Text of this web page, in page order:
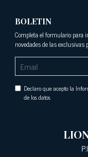
BOLETIN
Completa el formulario para
novedades de las exclusivas
Declaro que acepto la
de los datos